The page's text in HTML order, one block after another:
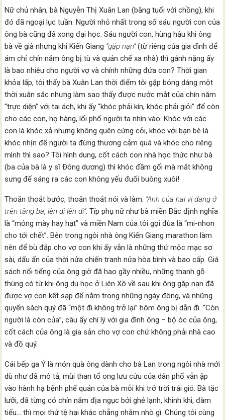
Nữ chủ nhân, bà Nguyễn Thị Xuân Lan (bằng tuổi với chồng), khi
đó đã ngoại lục tuần. Người nhỏ nhất trong số sáu người con của
ông bà cũng đã xong đại học. Sáu người con, hùng hậu khi ông
bà về già nhưng khi Kiến Giang “gặp nạn”(từ riêng của gia đình để
ám chỉ chín năm ông bị tù và quản chế xa nhà) thì gánh nặng ấy
là bao nhiêu cho người vợ và chính những đứa con? Thời gian
khỏa lấp, tôi thấy bà Xuân Lan thời điểm tôi gặp bóng dáng một
thời xuân sắc nhưng làm sao thấy được nước mắt của chín năm
“trực diện” với tai ách, khi ấy “khóc phải kín, khóc phải giỏi” để còn
cho các con, họ hàng, lối phố người ta nhìn vào. Khóc với các
con là khóc xả nhưng không quên cứng cỏi, khóc với bạn bè là
khóc nhịn để người ta đừng thương cảm quá và khóc cho riêng
mình thì sao? Tôi hình dung, cốt cách con nhà học thức như bà
(ba của bà là y sĩ Đông dương) thì khóc đầm gối mà mắt không
sưng để sáng ra các con không yếu đuối buông xuôi!
Thoăn thoắt bước, thoăn thoắt nói và làm: “Anh của hai vị đang ở
trên tầng ba, lên đi lên đi”. Típ phụ nữ như bà miền Bắc định nghĩa
là “mỏng mày hay hạt” và miền Nam của tôi gọi đùa là “mi-nhon
cho tới chết”. Bên trong ngôi nhà ông Kiến Giang marathon làm
nên để bù đắp cho vợ con khi ấy vẫn là những thứ mộc mạc sơ
sài, dấu ấn của thời nửa chiến tranh nửa hòa bình và bao cấp. Giá
sách nổi tiếng của ông giờ đã hao gầy nhiều, những thanh gỗ
thùng có từ khi ông du học ở Liên Xô về sau khi ông gặp nạn đã
được vợ con kết sạp để nằm trong những ngày đông, và những
quyển sách quý đã “một đi không trở lại” hôm ông bị dẫn đi. “Còn
người là còn của”, câu ấy chí lý với gia đình ông – bộ óc của ông,
cốt cách của ông là gia sản cho vợ con chứ không phải nhà cao
và đồ quý.
Cái bếp ga Ý là món quà ông dành cho bà Lan trong ngôi nhà mới
dù như đã mô tả, mùi than tổ ong lưu cửu của dân phố vẫn ập
vào hành hạ bệnh phế quản của bà mỗi khi trở trời trái gió. Bà tặc
lưỡi, đã từng có chín năm địa ngục bởi ghẻ lạnh, khinh khi, đàm
tiếu… thì mọi thứ tệ hại khác chẳng nhằm nhò gì. Chúng tôi cùng